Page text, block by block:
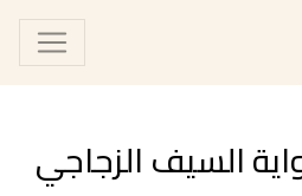
السيف الزجاجي